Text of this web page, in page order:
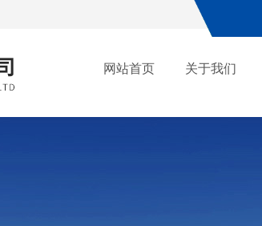
网站首页 关于我们